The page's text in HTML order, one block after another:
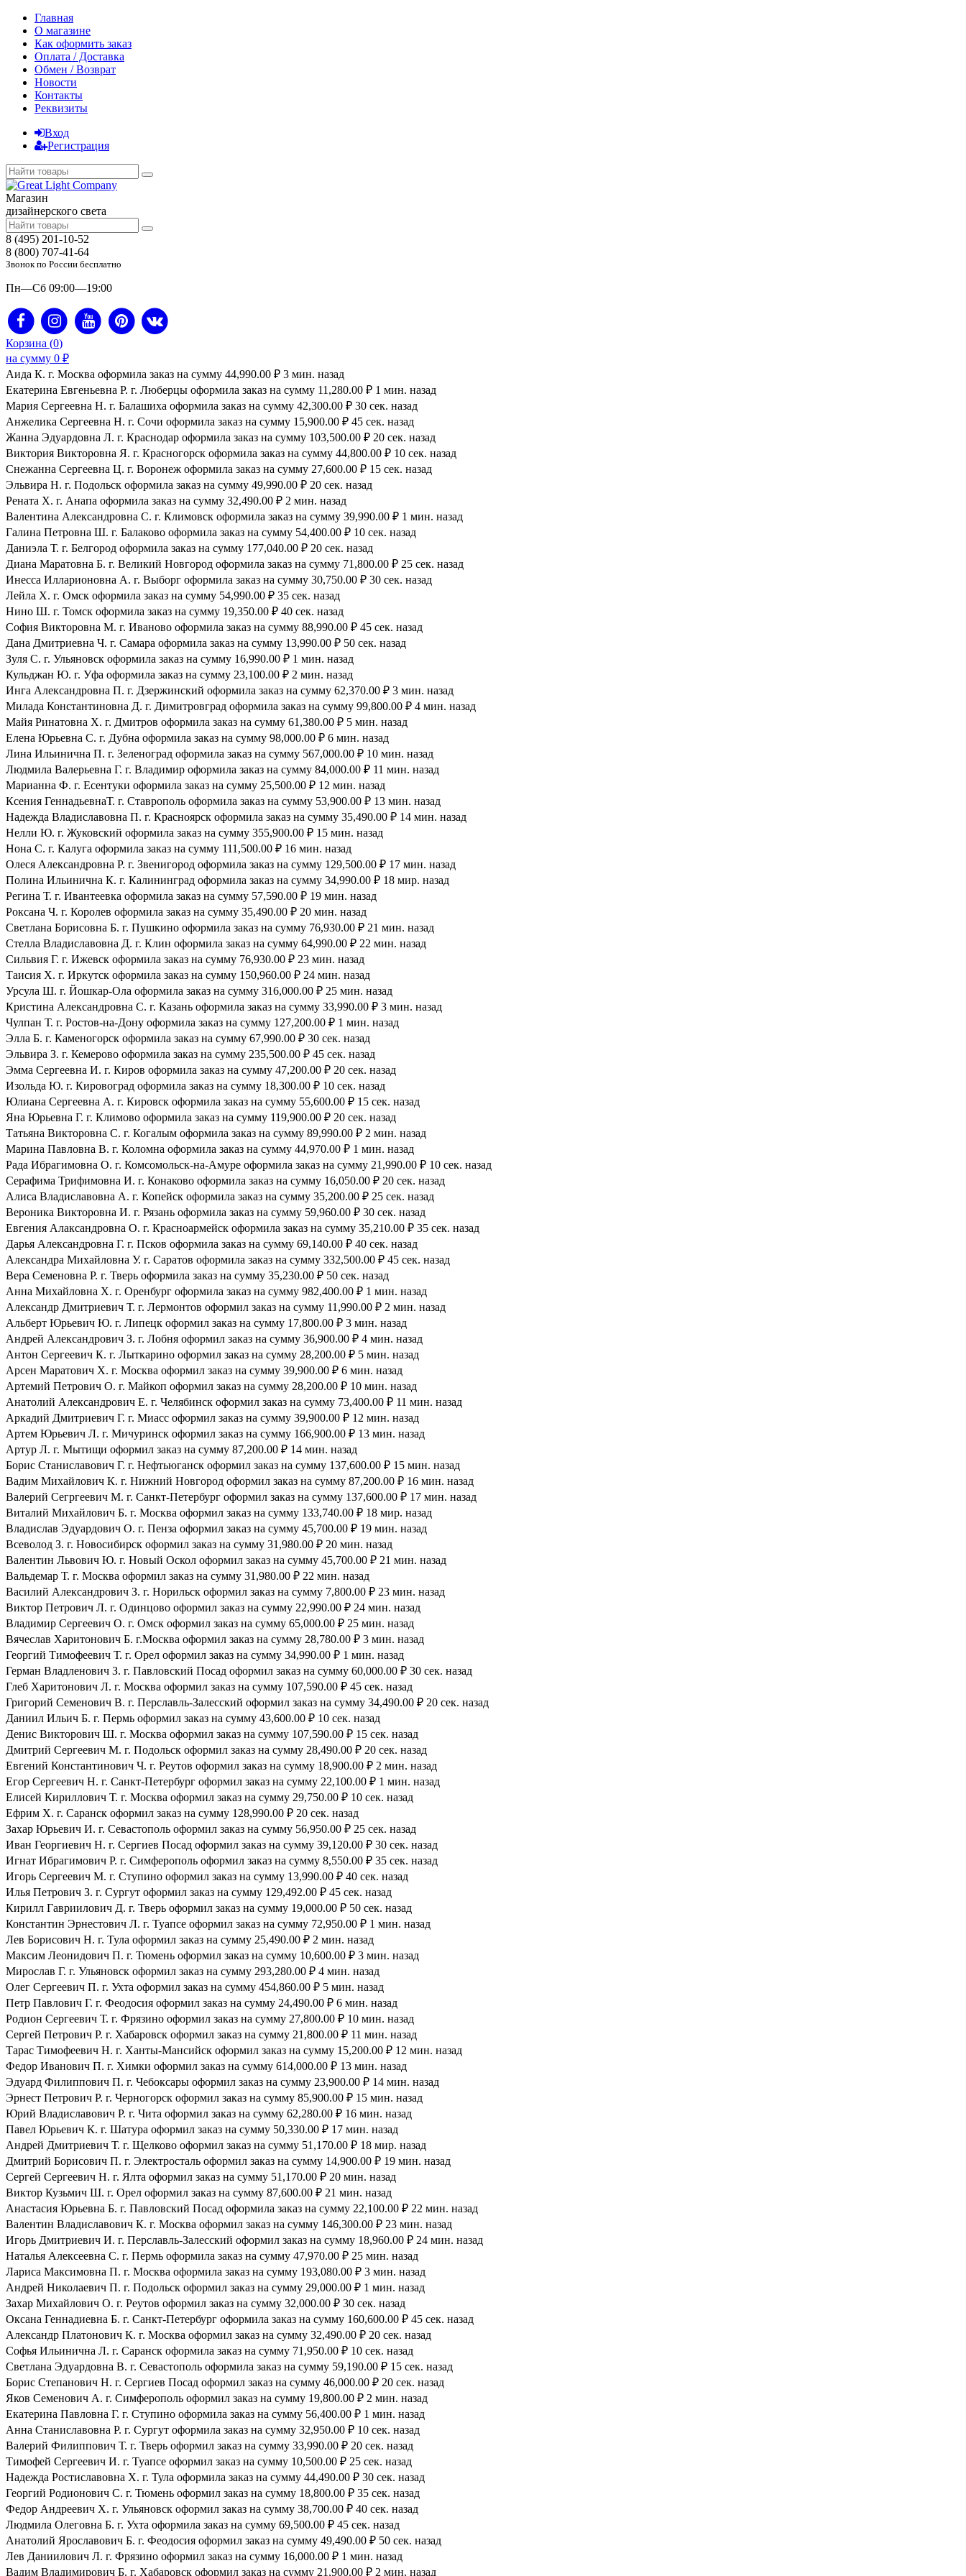
Главная
О магазине
Как оформить заказ
Оплата / Доставка
Обмен / Возврат
Новости
Контакты
Реквизиты
Вход
Регистрация
Магазин
дизайнерского света
8 (495) 201-10-52
8 (800) 707-41-64
Звонок по России бесплатно
Пн—Сб 09:00—19:00
Корзина (0)
на сумму 0 ₽
Аида К. г. Москва оформила заказ на сумму 44,990.00 ₽ 3 мин. назад
Екатерина Евгеньевна Р. г. Люберцы оформила заказ на сумму 11,280.00 ₽ 1 мин. назад
Мария Сергеевна H. г. Балашиха оформила заказ на сумму 42,300.00 ₽ 30 сек. назад
Анжелика Сергеевна Н. г. Сочи оформила заказ на сумму 15,900.00 ₽ 45 сек. назад
Жанна Эдуардовна Л. г. Краснодар оформила заказ на сумму 103,500.00 ₽ 20 сек. назад
Виктория Викторовна Я. г. Красногорск оформила заказ на сумму 44,800.00 ₽ 10 сек. назад
Снежанна Сергеевна Ц. г. Воронеж оформила заказ на сумму 27,600.00 ₽ 15 сек. назад
Эльвира Н. г. Подольск оформила заказ на сумму 49,990.00 ₽ 20 сек. назад
Рената Х. г. Анапа оформила заказ на сумму 32,490.00 ₽ 2 мин. назад
Валентина Александровна С. г. Климовск оформила заказ на сумму 39,990.00 ₽ 1 мин. назад
Галина Петровна Ш. г. Балаково оформила заказ на сумму 54,400.00 ₽ 10 сек. назад
Даниэла Т. г. Белгород оформила заказ на сумму 177,040.00 ₽ 20 сек. назад
Диана Маратовна Б. г. Великий Новгород оформила заказ на сумму 71,800.00 ₽ 25 сек. назад
Инесса Илларионовна А. г. Выборг оформила заказ на сумму 30,750.00 ₽ 30 сек. назад
Лейла Х. г. Омск оформила заказ на сумму 54,990.00 ₽ 35 сек. назад
Нино Ш. г. Томск оформила заказ на сумму 19,350.00 ₽ 40 сек. назад
София Викторовна М. г. Иваново оформила заказ на сумму 88,990.00 ₽ 45 сек. назад
Дана Дмитриевна Ч. г. Самара оформила заказ на сумму 13,990.00 ₽ 50 сек. назад
Зуля С. г. Ульяновск оформила заказ на сумму 16,990.00 ₽ 1 мин. назад
Кульджан Ю. г. Уфа оформила заказ на сумму 23,100.00 ₽ 2 мин. назад
Инга Александровна П. г. Дзержинский оформила заказ на сумму 62,370.00 ₽ 3 мин. назад
Милада Константиновна Д. г. Димитровград оформила заказ на сумму 99,800.00 ₽ 4 мин. назад
Майя Ринатовна Х. г. Дмитров оформила заказ на сумму 61,380.00 ₽ 5 мин. назад
Елена Юрьевна С. г. Дубна оформила заказ на сумму 98,000.00 ₽ 6 мин. назад
Лина Ильинична П. г. Зеленоград оформила заказ на сумму 567,000.00 ₽ 10 мин. назад
Людмила Валерьевна Г. г. Владимир оформила заказ на сумму 84,000.00 ₽ 11 мин. назад
Марианна Ф. г. Есентуки оформила заказ на сумму 25,500.00 ₽ 12 мин. назад
Ксения ГеннадьевнаТ. г. Ставрополь оформила заказ на сумму 53,900.00 ₽ 13 мин. назад
Надежда Владиславовна П. г. Красноярск оформила заказ на сумму 35,490.00 ₽ 14 мин. назад
Нелли Ю. г. Жуковский оформила заказ на сумму 355,900.00 ₽ 15 мин. назад
Нона С. г. Калуга оформила заказ на сумму 111,500.00 ₽ 16 мин. назад
Олеся Александровна Р. г. Звенигород оформила заказ на сумму 129,500.00 ₽ 17 мин. назад
Полина Ильинична К. г. Калининград оформила заказ на сумму 34,990.00 ₽ 18 мир. назад
Регина Т. г. Ивантеевка оформила заказ на сумму 57,590.00 ₽ 19 мин. назад
Роксана Ч. г. Королев оформила заказ на сумму 35,490.00 ₽ 20 мин. назад
Светлана Борисовна Б. г. Пушкино оформила заказ на сумму 76,930.00 ₽ 21 мин. назад
Стелла Владиславовна Д. г. Клин оформила заказ на сумму 64,990.00 ₽ 22 мин. назад
Сильвия Г. г. Ижевск оформила заказ на сумму 76,930.00 ₽ 23 мин. назад
Таисия Х. г. Иркутск оформила заказ на сумму 150,960.00 ₽ 24 мин. назад
Урсула Ш. г. Йошкар-Ола оформила заказ на сумму 316,000.00 ₽ 25 мин. назад
Кристина Александровна С. г. Казань оформила заказ на сумму 33,990.00 ₽ 3 мин. назад
Чулпан Т. г. Ростов-на-Дону оформила заказ на сумму 127,200.00 ₽ 1 мин. назад
Элла Б. г. Каменогорск оформила заказ на сумму 67,990.00 ₽ 30 сек. назад
Эльвира З. г. Кемерово оформила заказ на сумму 235,500.00 ₽ 45 сек. назад
Эмма Сергеевна И. г. Киров оформила заказ на сумму 47,200.00 ₽ 20 сек. назад
Изольда Ю. г. Кировоград оформила заказ на сумму 18,300.00 ₽ 10 сек. назад
Юлиана Сергеевна А. г. Кировск оформила заказ на сумму 55,600.00 ₽ 15 сек. назад
Яна Юрьевна Г. г. Климово оформила заказ на сумму 119,900.00 ₽ 20 сек. назад
Татьяна Викторовна С. г. Когалым оформила заказ на сумму 89,990.00 ₽ 2 мин. назад
Марина Павловна В. г. Коломна оформила заказ на сумму 44,970.00 ₽ 1 мин. назад
Рада Ибрагимовна О. г. Комсомольск-на-Амуре оформила заказ на сумму 21,990.00 ₽ 10 сек. назад
Серафима Трифимовна И. г. Конаково оформила заказ на сумму 16,050.00 ₽ 20 сек. назад
Алиса Владиславовна А. г. Копейск оформила заказ на сумму 35,200.00 ₽ 25 сек. назад
Вероника Викторовна И. г. Рязань оформила заказ на сумму 59,960.00 ₽ 30 сек. назад
Евгения Алаксандровна О. г. Красноармейск оформила заказ на сумму 35,210.00 ₽ 35 сек. назад
Дарья Александровна Г. г. Псков оформила заказ на сумму 69,140.00 ₽ 40 сек. назад
Александра Михайловна У. г. Саратов оформила заказ на сумму 332,500.00 ₽ 45 сек. назад
Вера Семеновна Р. г. Тверь оформила заказ на сумму 35,230.00 ₽ 50 сек. назад
Анна Михайловна Х. г. Оренбург оформила заказ на сумму 982,400.00 ₽ 1 мин. назад
Александр Дмитриевич Т. г. Лермонтов оформил заказ на сумму 11,990.00 ₽ 2 мин. назад
Альберт Юрьевич Ю. г. Липецк оформил заказ на сумму 17,800.00 ₽ 3 мин. назад
Андрей Александрович З. г. Лобня оформил заказ на сумму 36,900.00 ₽ 4 мин. назад
Антон Сергеевич К. г. Лыткарино оформил заказ на сумму 28,200.00 ₽ 5 мин. назад
Арсен Маратович Х. г. Москва оформил заказ на сумму 39,900.00 ₽ 6 мин. назад
Артемий Петрович О. г. Майкоп оформил заказ на сумму 28,200.00 ₽ 10 мин. назад
Анатолий Александрович Е. г. Челябинск оформил заказ на сумму 73,400.00 ₽ 11 мин. назад
Аркадий Дмитриевич Г. г. Миасс оформил заказ на сумму 39,900.00 ₽ 12 мин. назад
Артем Юрьевич Л. г. Мичуринск оформил заказ на сумму 166,900.00 ₽ 13 мин. назад
Артур Л. г. Мытищи оформил заказ на сумму 87,200.00 ₽ 14 мин. назад
Борис Станиславович Г. г. Нефтьюганск оформил заказ на сумму 137,600.00 ₽ 15 мин. назад
Вадим Михайлович К. г. Нижний Новгород оформил заказ на сумму 87,200.00 ₽ 16 мин. назад
Валерий Сегргеевич М. г. Санкт-Петербург оформил заказ на сумму 137,600.00 ₽ 17 мин. назад
Виталий Михайлович Б. г. Москва оформил заказ на сумму 133,740.00 ₽ 18 мир. назад
Владислав Эдуардович О. г. Пенза оформил заказ на сумму 45,700.00 ₽ 19 мин. назад
Всеволод З. г. Новосибирск оформил заказ на сумму 31,980.00 ₽ 20 мин. назад
Валентин Львович Ю. г. Новый Оскол оформил заказ на сумму 45,700.00 ₽ 21 мин. назад
Вальдемар Т. г. Москва оформил заказ на сумму 31,980.00 ₽ 22 мин. назад
Василий Александрович З. г. Норильск оформил заказ на сумму 7,800.00 ₽ 23 мин. назад
Виктор Петрович Л. г. Одинцово оформил заказ на сумму 22,990.00 ₽ 24 мин. назад
Владимир Сергеевич О. г. Омск оформил заказ на сумму 65,000.00 ₽ 25 мин. назад
Вячеслав Харитонович Б. г.Москва оформил заказ на сумму 28,780.00 ₽ 3 мин. назад
Георгий Тимофеевич Т. г. Орел оформил заказ на сумму 34,990.00 ₽ 1 мин. назад
Герман Владленович З. г. Павловский Посад оформил заказ на сумму 60,000.00 ₽ 30 сек. назад
Глеб Харитонович Л. г. Москва оформил заказ на сумму 107,590.00 ₽ 45 сек. назад
Григорий Семенович В. г. Перславль-Залесский оформил заказ на сумму 34,490.00 ₽ 20 сек. назад
Даниил Ильич Б. г. Пермь оформил заказ на сумму 43,600.00 ₽ 10 сек. назад
Денис Викторович Ш. г. Москва оформил заказ на сумму 107,590.00 ₽ 15 сек. назад
Дмитрий Сергеевич М. г. Подольск оформил заказ на сумму 28,490.00 ₽ 20 сек. назад
Евгений Константинович Ч. г. Реутов оформил заказ на сумму 18,900.00 ₽ 2 мин. назад
Егор Сергеевич Н. г. Санкт-Петербург оформил заказ на сумму 22,100.00 ₽ 1 мин. назад
Елисей Кириллович Т. г. Москва оформил заказ на сумму 29,750.00 ₽ 10 сек. назад
Ефрим Х. г. Саранск оформил заказ на сумму 128,990.00 ₽ 20 сек. назад
Захар Юрьевич И. г. Севастополь оформил заказ на сумму 56,950.00 ₽ 25 сек. назад
Иван Георгиевич Н. г. Сергиев Посад оформил заказ на сумму 39,120.00 ₽ 30 сек. назад
Игнат Ибрагимович Р. г. Симферополь оформил заказ на сумму 8,550.00 ₽ 35 сек. назад
Игорь Сергеевич М. г. Ступино оформил заказ на сумму 13,990.00 ₽ 40 сек. назад
Илья Петрович З. г. Сургут оформил заказ на сумму 129,492.00 ₽ 45 сек. назад
Кирилл Гавриилович Д. г. Тверь оформил заказ на сумму 19,000.00 ₽ 50 сек. назад
Константин Эрнестович Л. г. Туапсе оформил заказ на сумму 72,950.00 ₽ 1 мин. назад
Лев Борисович Н. г. Тула оформил заказ на сумму 25,490.00 ₽ 2 мин. назад
Максим Леонидович П. г. Тюмень оформил заказ на сумму 10,600.00 ₽ 3 мин. назад
Мирослав Г. г. Ульяновск оформил заказ на сумму 293,280.00 ₽ 4 мин. назад
Олег Сергеевич П. г. Ухта оформил заказ на сумму 454,860.00 ₽ 5 мин. назад
Петр Павлович Г. г. Феодосия оформил заказ на сумму 24,490.00 ₽ 6 мин. назад
Родион Сергеевич Т. г. Фрязино оформил заказ на сумму 27,800.00 ₽ 10 мин. назад
Сергей Петрович Р. г. Хабаровск оформил заказ на сумму 21,800.00 ₽ 11 мин. назад
Тарас Тимофеевич Н. г. Ханты-Мансийск оформил заказ на сумму 15,200.00 ₽ 12 мин. назад
Федор Иванович П. г. Химки оформил заказ на сумму 614,000.00 ₽ 13 мин. назад
Эдуард Филиппович П. г. Чебоксары оформил заказ на сумму 23,900.00 ₽ 14 мин. назад
Эрнест Петрович Р. г. Черногорск оформил заказ на сумму 85,900.00 ₽ 15 мин. назад
Юрий Владиславович Р. г. Чита оформил заказ на сумму 62,280.00 ₽ 16 мин. назад
Павел Юрьевич К. г. Шатура оформил заказ на сумму 50,330.00 ₽ 17 мин. назад
Андрей Дмитриевич Т. г. Щелково оформил заказ на сумму 51,170.00 ₽ 18 мир. назад
Дмитрий Борисович П. г. Электросталь оформил заказ на сумму 14,900.00 ₽ 19 мин. назад
Сергей Сергеевич Н. г. Ялта оформил заказ на сумму 51,170.00 ₽ 20 мин. назад
Виктор Кузьмич Ш. г. Орел оформил заказ на сумму 87,600.00 ₽ 21 мин. назад
Анастасия Юрьевна Б. г. Павловский Посад оформила заказ на сумму 22,100.00 ₽ 22 мин. назад
Валентин Владиславович К. г. Москва оформил заказ на сумму 146,300.00 ₽ 23 мин. назад
Игорь Дмитриевич И. г. Перславль-Залесский оформил заказ на сумму 18,960.00 ₽ 24 мин. назад
Наталья Алексеевна С. г. Пермь оформила заказ на сумму 47,970.00 ₽ 25 мин. назад
Лариса Максимовна П. г. Москва оформила заказ на сумму 193,080.00 ₽ 3 мин. назад
Андрей Николаевич П. г. Подольск оформил заказ на сумму 29,000.00 ₽ 1 мин. назад
Захар Михайлович О. г. Реутов оформил заказ на сумму 32,000.00 ₽ 30 сек. назад
Оксана Геннадиевна Б. г. Санкт-Петербург оформила заказ на сумму 160,600.00 ₽ 45 сек. назад
Александр Платонович К. г. Москва оформил заказ на сумму 32,490.00 ₽ 20 сек. назад
Софья Ильинична Л. г. Саранск оформила заказ на сумму 71,950.00 ₽ 10 сек. назад
Светлана Эдуардовна В. г. Севастополь оформила заказ на сумму 59,190.00 ₽ 15 сек. назад
Борис Степанович Н. г. Сергиев Посад оформил заказ на сумму 46,000.00 ₽ 20 сек. назад
Яков Семенович А. г. Симферополь оформил заказ на сумму 19,800.00 ₽ 2 мин. назад
Екатерина Павловна Г. г. Ступино оформила заказ на сумму 56,400.00 ₽ 1 мин. назад
Анна Станиславовна Р. г. Сургут оформила заказ на сумму 32,950.00 ₽ 10 сек. назад
Валерий Филиппович Т. г. Тверь оформил заказ на сумму 33,990.00 ₽ 20 сек. назад
Тимофей Сергеевич И. г. Туапсе оформил заказ на сумму 10,500.00 ₽ 25 сек. назад
Надежда Ростиславовна Х. г. Тула оформила заказ на сумму 44,490.00 ₽ 30 сек. назад
Георгий Родионович С. г. Тюмень оформил заказ на сумму 18,800.00 ₽ 35 сек. назад
Федор Андреевич Х. г. Ульяновск оформил заказ на сумму 38,700.00 ₽ 40 сек. назад
Людмила Олеговна Б. г. Ухта оформила заказ на сумму 69,500.00 ₽ 45 сек. назад
Анатолий Ярославович Б. г. Феодосия оформил заказ на сумму 49,490.00 ₽ 50 сек. назад
Лев Даниилович Л. г. Фрязино оформил заказ на сумму 16,000.00 ₽ 1 мин. назад
Вадим Владимирович Б. г. Хабаровск оформил заказ на сумму 21,900.00 ₽ 2 мин. назад